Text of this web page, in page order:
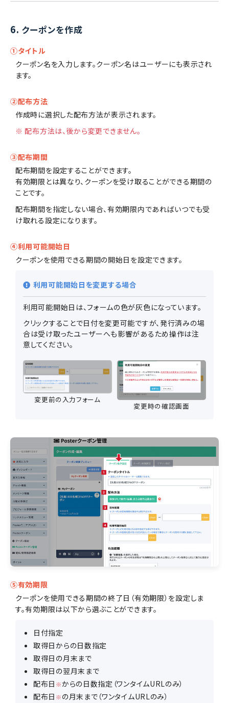
6. クーポンを作成
①タイトル
クーポン名を入力します。クーポン名はユーザーにも表示され
ます。
②配布方法
作成時に選択した配布方法が表示されます。
※ 配布方法は、後から変更できません。
③配布期間
配布期間を設定することができます。
有効期限とは異なり、クーポンを受け取ることができる期間の
ことです。
配布期間を指定しない場合、有効期限内であればいつでも受
け取れる設定になります。
④利用可能開始日
クーポンを使用できる期間の開始日を設定できます。
利用可能開始日を変更する場合
利用可能開始日は、フォームの色が灰色になっています。
クリックすることで日付を変更可能ですが、発行済みの場
合は受け取ったユーザーへも影響があるため操作は注
意してください。
変更前の入力フォーム
変更時の確認画面
⑤有効期限
クーポンを使用できる期間の終了日（有効期限）を設定しま
す。有効期限は以下から選ぶことができます。
日付指定
取得日からの日数指定
取得日の月末まで
取得日の翌月末まで
配布日 ※からの日数指定（ワンタイムURLのみ）
配布日 ※の月末まで（ワンタイムURLのみ）